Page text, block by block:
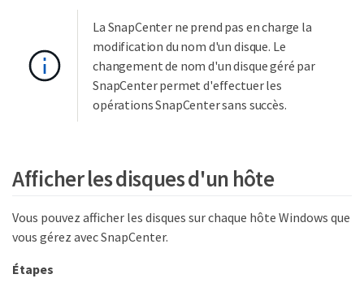
La SnapCenter ne prend pas en charge la
modification du nom d'un disque. Le
changement de nom d'un disque géré par
SnapCenter permet d'effectuer les
opérations SnapCenter sans succès.
Afficher les disques d'un hôte
Vous pouvez afficher les disques sur chaque hôte Windows que
vous gérez avec SnapCenter.
Étapes